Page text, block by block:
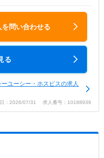
を問い合わせる
る
ユーシー・ホスピスの求人
：2026/07/31 求人番号：10188939